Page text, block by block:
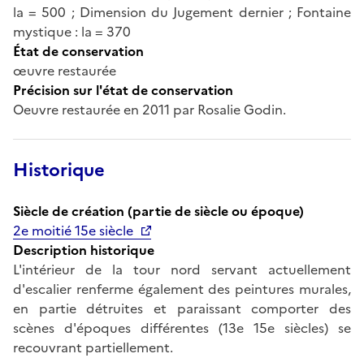
la = 500 ; Dimension du Jugement dernier ; Fontaine
mystique : la = 370
État de conservation
œuvre restaurée
Précision sur l'état de conservation
Oeuvre restaurée en 2011 par Rosalie Godin.
Historique
Siècle de création (partie de siècle ou époque)
2e moitié 15e siècle
Description historique
L'intérieur de la tour nord servant actuellement
d'escalier renferme également des peintures murales,
en partie détruites et paraissant comporter des
scènes d'époques différentes (13e 15e siècles) se
recouvrant partiellement.